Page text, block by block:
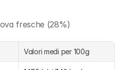
fresche (28%)
Valori medi per 100g